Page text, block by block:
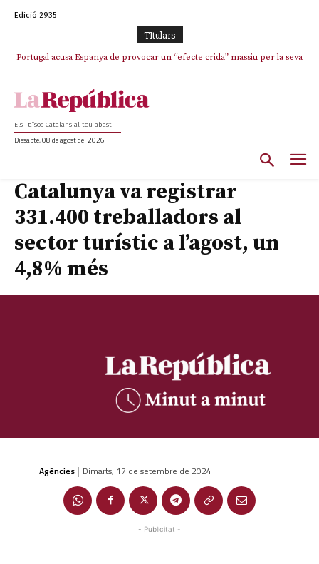
Edició 2935
TItulars
Portugal acusa Espanya de provocar un “efecte crida” massiu per la seva
El col·lapse de l’operació de Marc Puigtió a Girona: desbandada de
Els Països Catalans al teu abast
Dissabte, 08 de agost del 2026
Catalunya va registrar
331.400 treballadors al
sector turístic a l’agost, un
4,8% més
Agències | Dimarts, 17 de setembre de 2024
- Publicitat -